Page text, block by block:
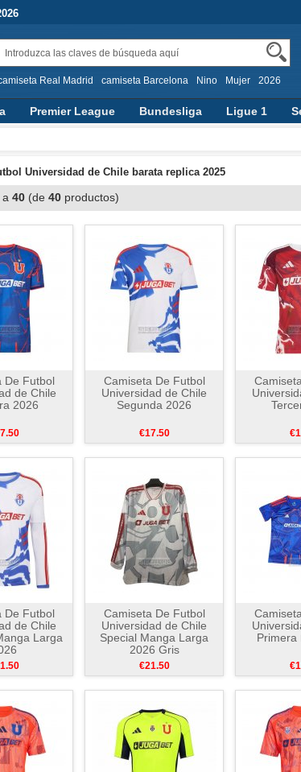
Real Madrid camiseta Barcelona Nino Mujer 2026
Premier League Bundesliga Ligue 1
Universidad de Chile barata replica 2025
a 40 (de 40 productos)
De Futbol
de Chile
2026
Camiseta De Futbol
Universidad de Chile
Segunda 2026
€17.50
De Futbol
de Chile
Larga
Camiseta De Futbol
Universidad de Chile
Special Manga Larga
2026 Gris
€21.50
Primera